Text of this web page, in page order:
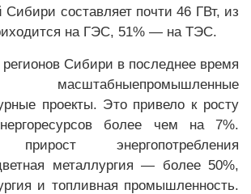
Сибири составляет почти 46 ГВт, из
на ГЭС, 51% — на ТЭС.
Сибири в последнее время
масштабныепромышленные
проекты. Это привело к росту
более чем на 7%.
энергопотребления
металлургия — более 50%,
и топливная промышленность.